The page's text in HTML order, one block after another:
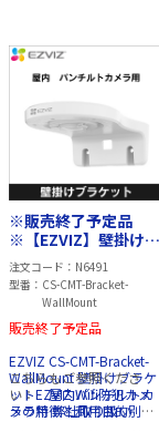
※販売終了予定品
※【EZVIZ】壁掛けブ
ラケット 屋内パンチ
ルトカメラ用
注文コード
N6491
型番
CS-CMT-Bracket-
WallMount
販売終了予定品
EZVIZ CS-CMT-Bracket-
WallMount 壁掛けブラケ
ット 屋内パンチルトカ
メラ用 弊社取り扱い
こちらもご参照くださ
い：EZVIZ Wifi防犯カメ
ラの特徴と利用目的別の